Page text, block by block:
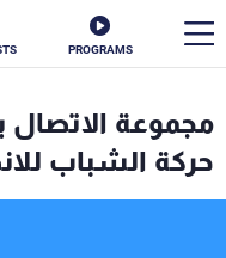
PROGRAMS
مجموعة
حركة الشباب
الأخبار